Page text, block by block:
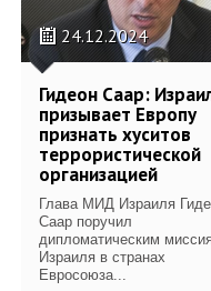
24.12.2024
Гидеон Саар:
призывает Европу
признать хуситов
террористической
организацией
Глава МИД Израиля
Саар поручил
дипломатическим
Израиля в странах
Евросоюза...